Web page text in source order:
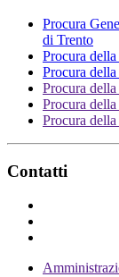
Procura
di Trento
Procura
Procura
Procura
Procura
Procura
Contatti